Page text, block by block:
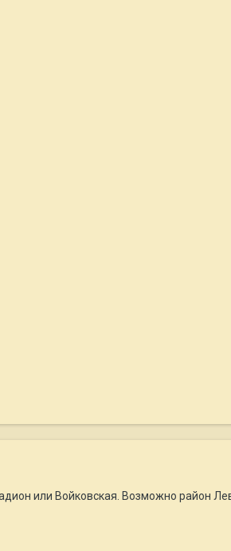
или Войковская. Возможно район